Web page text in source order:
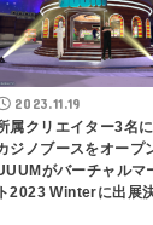
2023.11.19
属クリエイター3名
ジノブースをオープ
がバーチャルマ
ト2023 Winterに出展